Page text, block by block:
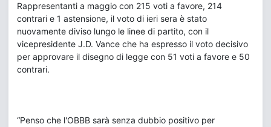
Rappresentanti a maggio con 215 voti a favore, 214
contrari e 1 astensione, il voto di ieri sera è stato
nuovamente diviso lungo le linee di partito, con il
vicepresidente J.D. Vance che ha espresso il voto decisivo
per approvare il disegno di legge con 51 voti a favore e 50
contrari.
“Penso che l'OBBB sarà senza dubbio positivo per